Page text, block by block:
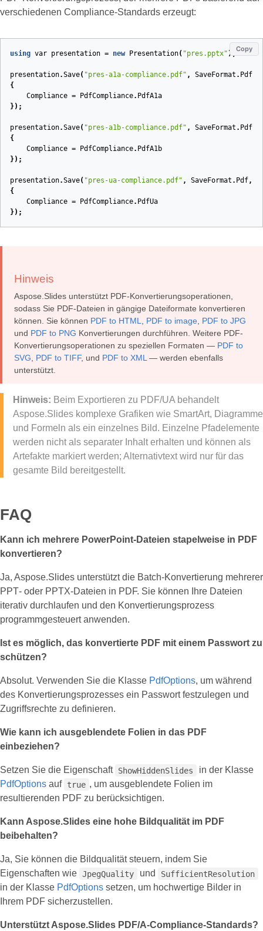
verschiedenen Compliance-Standards erzeugt:
Copy
using var presentation = new Presentation( "pres.pptx" );
presentation.Save( "pres-a1a-compliance.pdf" , SaveFormat . Pdf
{
Compliance = PdfCompliance. PdfA1a
});
presentation.Save( "pres-a1b-compliance.pdf" , SaveFormat . Pdf
{
Compliance = PdfCompliance. PdfA1b
});
presentation.Save( "pres-ua-compliance.pdf" , SaveFormat . Pdf,
{
Compliance = PdfCompliance. PdfUa
});
Hinweis
Aspose.Slides unterstützt PDF-Konvertierungsoperationen,
sodass Sie PDF-Dateien in gängige Dateiformate konvertieren
können. Sie können PDF to HTML, PDF to image, PDF to JPG
und PDF to PNG Konvertierungen durchführen. Weitere PDF-
Konvertierungsoperationen zu speziellen Formaten — PDF to
SVG, PDF to TIFF, und PDF to XML— werden ebenfalls
unterstützt.
Hinweis: Beim Exportieren zu PDF/UA behandelt
Aspose.Slides komplexe Grafiken wie SmartArt, Diagramme
und Formeln als ein einzelnes Bild. Einzelne Pfadelemente
werden nicht als separater Inhalt erhalten und können als
Artefakte markiert werden; Alternativtext wird nur für das
gesamte Bild bereitgestellt.
FAQ
Kann ich mehrere PowerPoint‑Dateien stapelweise in PDF
konvertieren?
Ja, Aspose.Slides unterstützt die Batch‑Konvertierung mehrerer
PPT‑ oder PPTX‑Dateien in PDF. Sie können Ihre Dateien
iterativ durchlaufen und den Konvertierungsprozess
programmgesteuert anwenden.
Ist es möglich, das konvertierte PDF mit einem Passwort zu
schützen?
Absolut. Verwenden Sie die Klasse PdfOptions, um während
des Konvertierungsprozesses ein Passwort festzulegen und
Zugriffsrechte zu definieren.
Wie kann ich ausgeblendete Folien in das PDF
einbeziehen?
Setzen Sie die Eigenschaft ShowHiddenSlides
in der Klasse
PdfOptions auf true , um ausgeblendete Folien im
resultierenden PDF zu berücksichtigen.
Kann Aspose.Slides eine hohe Bildqualität im PDF
beibehalten?
Ja, Sie können die Bildqualität steuern, indem Sie
Eigenschaften wie JpegQuality und SufficientResolution
in der Klasse PdfOptions setzen, um hochwertige Bilder in
Ihrem PDF sicherzustellen.
Unterstützt Aspose.Slides PDF/A‑Compliance‑Standards?